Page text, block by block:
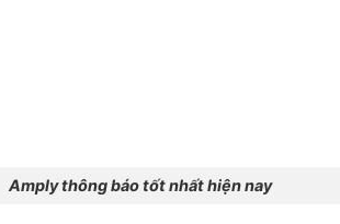
Amply thông báo tốt nhất hiện nay